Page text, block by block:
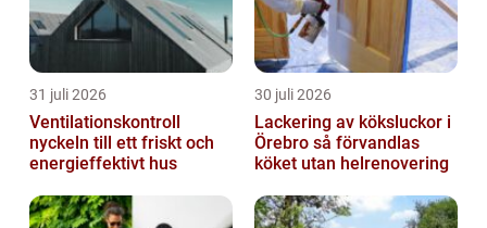
31 juli 2026
Ventilationskontroll
nyckeln till ett friskt och
energieffektivt hus
30 juli 2026
Lackering av köksluckor i
Örebro så förvandlas
köket utan helrenovering